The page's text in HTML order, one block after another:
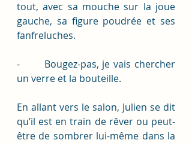
tout, avec sa mouche sur la joue
gauche, sa figure poudrée et ses
fanfreluches.
-       Bougez-pas, je vais chercher
un verre et la bouteille.
En allant vers le salon, Julien se dit
qu’il est en train de rêver ou peut-
être de sombrer lui-même dans la